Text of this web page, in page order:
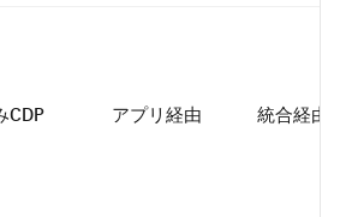
CDP アプリ経由 統合経由